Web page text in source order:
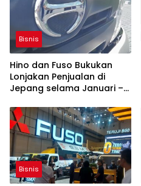
Bisnis
Hino dan Fuso Bukukan
Lonjakan Penjualan di
Jepang selama Januari –
Bisnis